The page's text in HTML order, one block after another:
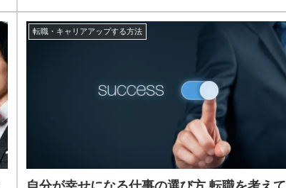
転職・キャリアアップする方法